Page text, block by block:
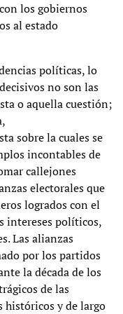
los gobiernos
al estado
políticas, lo
no son las
o aquella cuestión;
sobre la cuales se
incontables de
callejones
electorales que
logrados con el
intereses políticos,
Las alianzas
por los partidos
la década de los
de las
históricos y de largo